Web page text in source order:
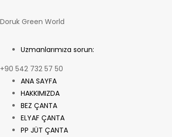
Doruk Green World
Uzmanlarımıza sorun:
+90 542 732 57 50
ANA SAYFA
HAKKIMIZDA
BEZ ÇANTA
ELYAF ÇANTA
PP JÜT ÇANTA